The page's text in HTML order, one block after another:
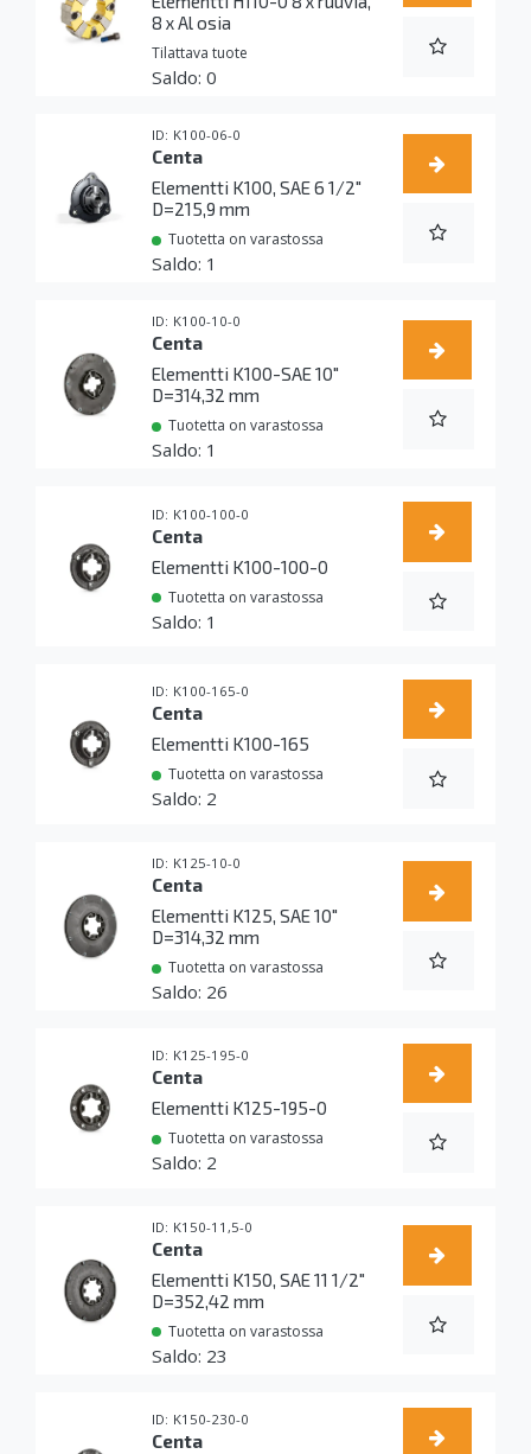
8 x Al osia
Tilattava tuote
0
K100-06-0
Centa
Elementti K100, SAE 6 1/2"
D=215,9 mm
Tuotetta on varastossa
1
K100-10-0
Centa
Elementti K100-SAE 10"
D=314,32 mm
Tuotetta on varastossa
1
K100-100-0
Centa
Elementti K100-100-0
Tuotetta on varastossa
1
K100-165-0
Centa
Elementti K100-165
Tuotetta on varastossa
2
K125-10-0
Centa
Elementti K125, SAE 10"
D=314,32 mm
Tuotetta on varastossa
26
K125-195-0
Centa
Elementti K125-195-0
Tuotetta on varastossa
2
K150-11,5-0
Centa
Elementti K150, SAE 11 1/2"
D=352,42 mm
Tuotetta on varastossa
23
K150-230-0
Centa